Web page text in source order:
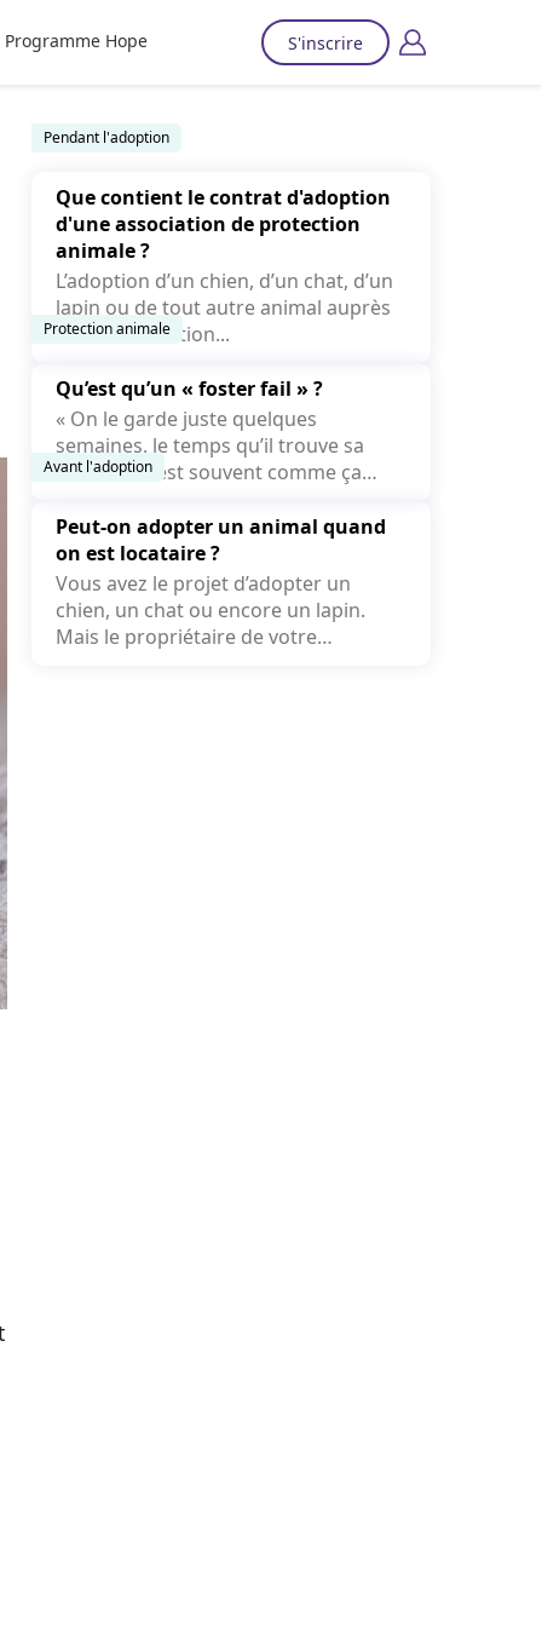
Programme Hope S'inscrire
Pendant l'adoption
Que contient le contrat d'adoption
d'une association de protection
animale ?
L’adoption d’un chien, d’un chat, d’un
lapin ou de tout autre animal auprès
d’une association...
Protection animale
Qu’est qu’un « foster fail » ?
« On le garde juste quelques
semaines, le temps qu’il trouve sa
famille. » C’est souvent comme ça
Avant l'adoption
Peut-on adopter un animal quand
on est locataire ?
Vous avez le projet d’adopter un
chien, un chat ou encore un lapin.
Mais le propriétaire de votre